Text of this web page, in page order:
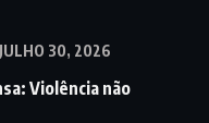
JULHO 30, 2026
Violência não